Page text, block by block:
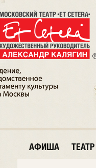
АФИША ТЕАТР